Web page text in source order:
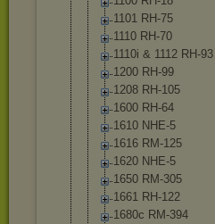
1101 RH-75
1110 RH-70
1110i & 1112 RH-93
1200 RH-99
1208 RH-105
1600 RH-64
1610 NHE-5
1616 RM-125
1620 NHE-5
1650 RM-305
1661 RH-122
1680c RM-394